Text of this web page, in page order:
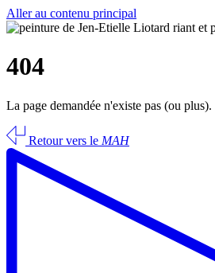
Aller au contenu principal
404
La page demandée n'existe pas (ou plus).
Retour vers le MAH